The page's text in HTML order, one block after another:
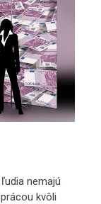
nemajú
kvôli